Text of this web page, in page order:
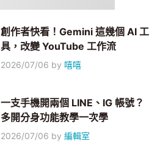
創作者快看！Gemini 這幾個 AI 工
具，改變 YouTube 工作流
2026/07/06 by 嘻嘻
一支手機開兩個 LINE、IG 帳號？
多開分身功能教學一次學
2026/07/06 by編輯室